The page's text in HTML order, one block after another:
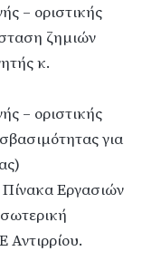
– οριστικής
ζημιών
κ.
– οριστικής
για
Εργασιών
Αντιρρίου.